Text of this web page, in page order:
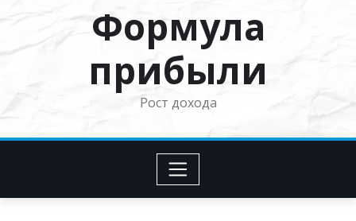
Формула
прибыли
Рост дохода